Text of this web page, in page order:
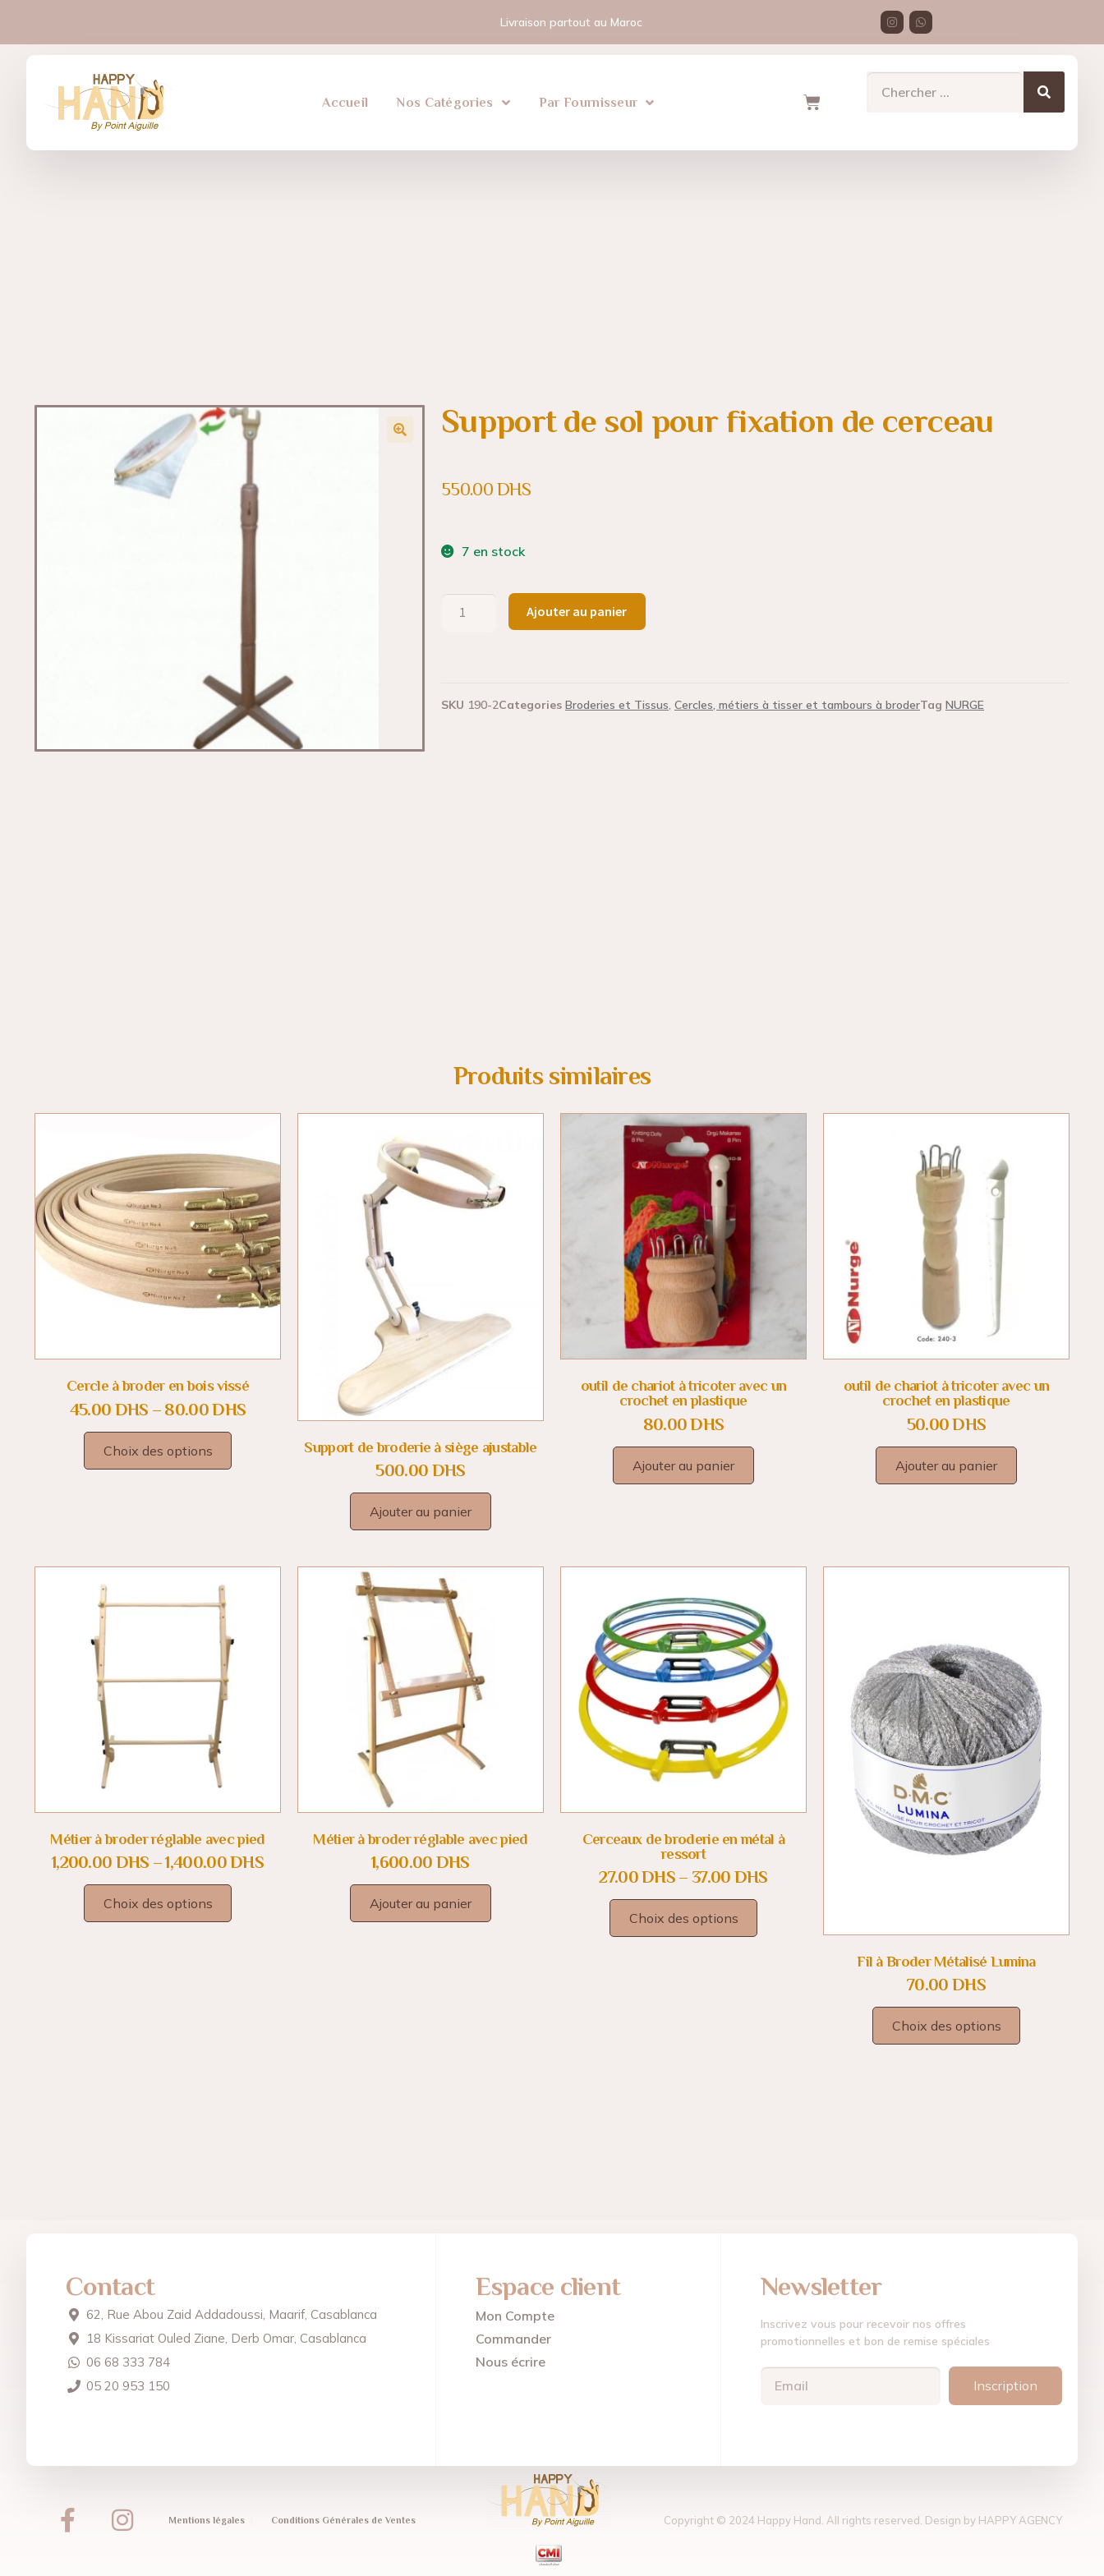
Livraison partout au Maroc
Accueil Nos Catégories Par Fournisseur
Support de sol pour fixation de cerceau
550.00DHS
7 en stock
Ajouter au panier
SKU 190-2Categories Broderies et Tissus, Cercles, métiers à tisser et tambours à broderTag NURGE
Produits similaires
Cercle à broder en bois vissé
45.00 DHS – 80.00DHS
Choix des options Support de broderie à siège ajustable
500.00 DHS
Ajouter au panier
outil de chariot à tricoter avec un
crochet en plastique
80.00DHS
Ajouter au panier
outil de chariot à tricoter avec un
crochet en plastique
50.00DHS
Ajouter au panier
Métier à broder réglable avec pied
1,200.00 DHS –1,400.00DHS
Choix des options
Métier à broder réglable avec pied
1,600.00 DHS
Ajouter au panier
Cerceaux de broderie en métal à
ressort
27.00DHS – 37.00 DHS
Choix des options
Fil à Broder Métalisé Lumina
70.00 DHS
Choix des options
Contact
62, Rue Abou Zaid Addadoussi, Maarif, Casablanca
18 Kissariat Ouled Ziane, Derb Omar, Casablanca
06 68 333 784
05 20 953 150
Espace client
Mon Compte
Commander
Nous écrire
Newsletter
Inscrivez vous pour recevoir nos offres
promotionnelles et bon de remise spéciales
Inscription
Mentions légales Conditions Générales de Ventes Copyright © 2024 Happy Hand. All rights reserved. Design by HAPPY AGENCY